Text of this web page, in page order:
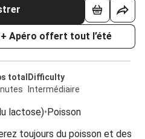
Apéro offert tout l’été
total Difficulty
Intermédiaire
lactose)•Poisson
toujours du poisson et des